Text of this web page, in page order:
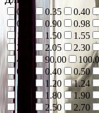
0.30
0.35 0.40
0.80
0.90 0.98
1.45
1.50 1.55
2.00
2.05 2.30
4.00
90.00
0.30
0.40 0.50
1.10
1.20 1.24
1.70
1.80 1.90
2.40
2.50 2.70